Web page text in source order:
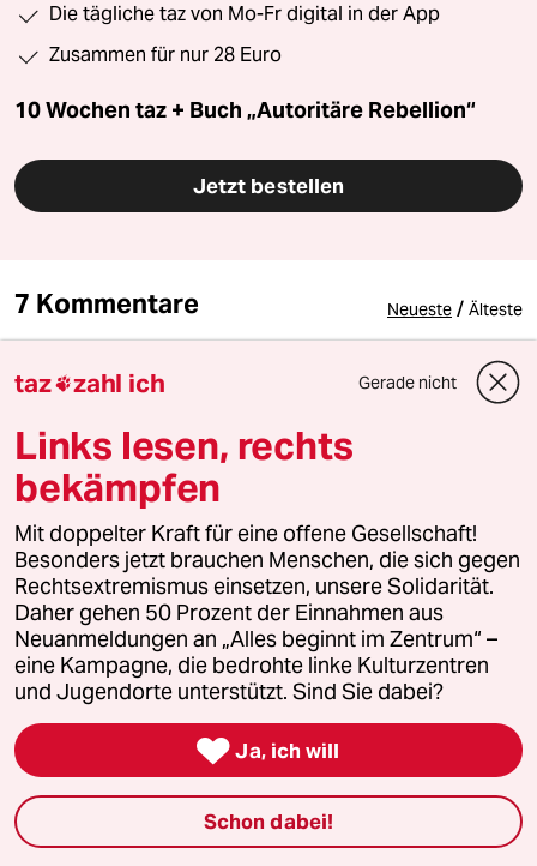
Die tägliche taz von Mo-Fr digital in der App
Zusammen für nur 28 Euro
10 Wochen taz + Buch „Autoritäre Rebellion“
Jetzt bestellen
7 Kommentare Neueste / Älteste
Die Kommentarfunktion unter diesem Artikel ist
geschlossen.
Wir öffnen die Kommentarspalte bei ausgewählten
Artikeln für etwa drei Tage –hier sind sie zu finden.
einloggen
9G 97287 (Profil gelöscht)
12.11.2019,22:33 Uhr
Na klar, wenn mir jemand Sprengstoff oder
eine Knarre gibt und ich damit jemanden
umlege oder den Kopf wegschieße, dann bin
ich frei von Schuld und Verantwortung.Mit
dieser Argumentation sind die Linksextremen
taz zahl ich Gerade nicht
Links lesen, rechts
bekämpfen
Mit doppelter Kraft für eine offene Gesellschaft!
Besonders jetzt brauchen Menschen, die sich gegen
Rechtsextremismus einsetzen, unsere Solidarität.
Daher gehen 50 Prozent der Einnahmen aus
Neuanmeldungen an „Alles beginnt im Zentrum“ –
eine Kampagne, die bedrohte linke Kulturzentren
und Jugendorte unterstützt. Sind Sie dabei?
 Ja, ich will
Schon dabei!